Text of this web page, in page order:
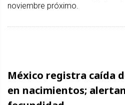
noviembre próximo.
México registra caída
en nacimientos;